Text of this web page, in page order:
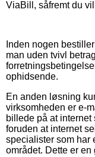
ViaBill, såfremt du
Inden nogen
man uden tvivl
ophidsende.
En anden løsning
virksomheden er e-
billede på at
foruden at internet
specialister som har
området. Dette er